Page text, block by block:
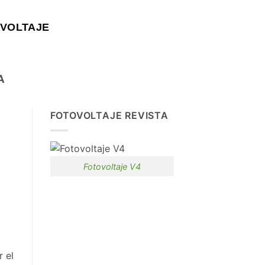
el
FOTOVOLTAJE REVISTA
Fotovoltaje V4